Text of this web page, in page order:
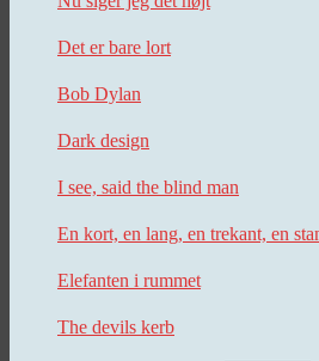
Det er bare lort
Bob Dylan
Dark design
I see, said the blind man
En kort, en lang, en trekant, en
Elefanten i rummet
The devils kerb